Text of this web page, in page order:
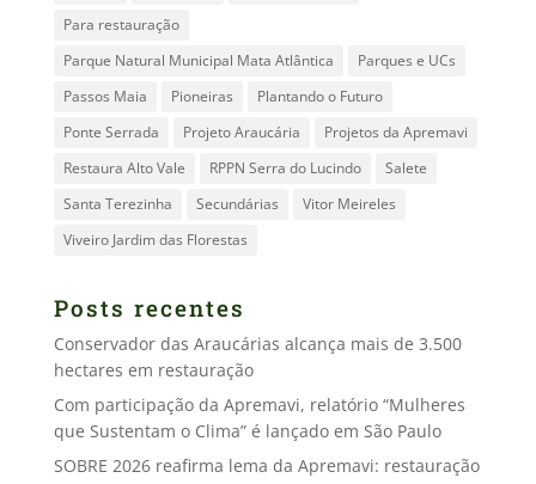
Para restauração
Parque Natural Municipal Mata Atlântica
Parques e UCs
Passos Maia
Pioneiras
Plantando o Futuro
Ponte Serrada
Projeto Araucária
Projetos da Apremavi
Restaura Alto Vale
RPPN Serra do Lucindo
Salete
Santa Terezinha
Secundárias
Vitor Meireles
Viveiro Jardim das Florestas
Posts recentes
Conservador das Araucárias alcança mais de 3.500
hectares em restauração
Com participação da Apremavi, relatório “Mulheres
que Sustentam o Clima” é lançado em São Paulo
SOBRE 2026 reafirma lema da Apremavi: restauração